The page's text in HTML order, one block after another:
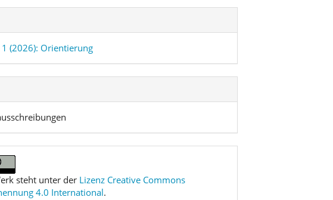
(2026): Orientierung
steht unter der Lizenz Creative Commons
4.0 International.